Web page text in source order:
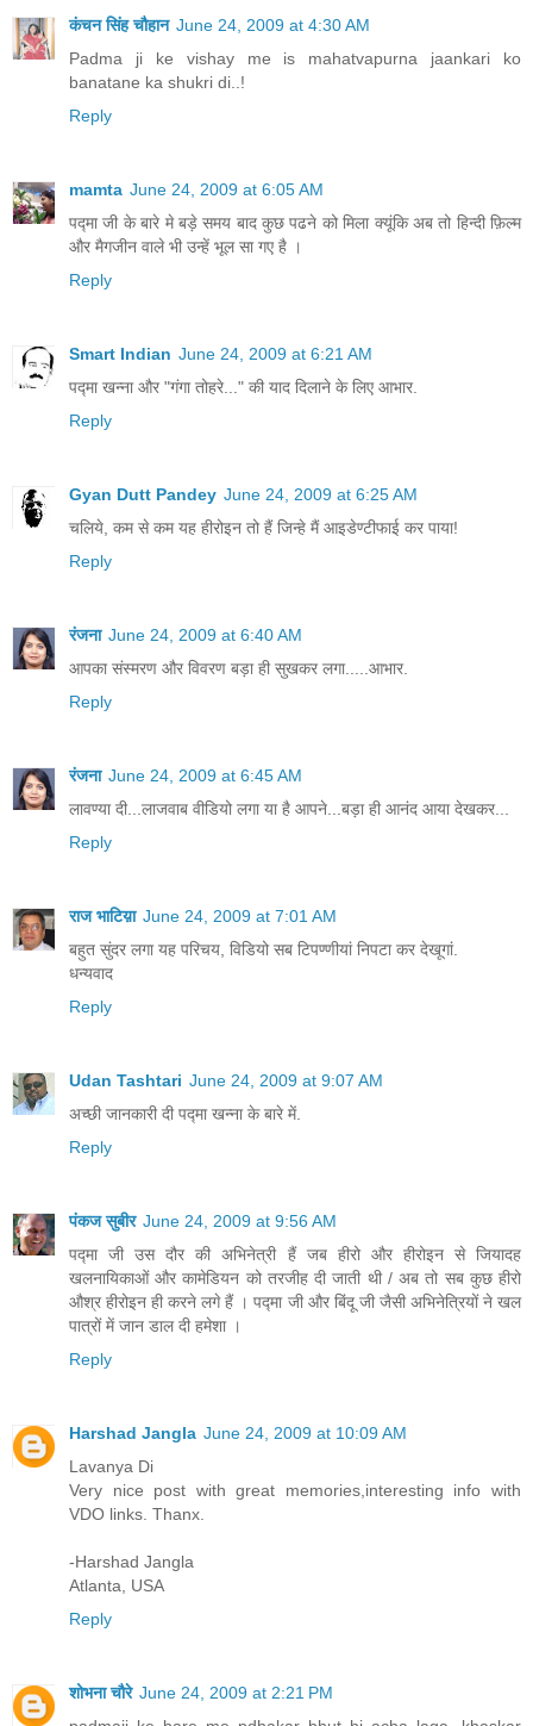
कंचन सिंह चौहान June 24, 2009 at 4:30 AM
Padma ji ke vishay me is mahatvapurna jaankari ko
banatane ka shukri di..!
Reply
mamta June 24, 2009 at 6:05 AM
पद्मा जी के बारे मे बड़े समय बाद कुछ पढने को मिला क्यूंकि अब तो हिन्दी फ़िल्म
और मैगजीन वाले भी उन्हें भूल सा गए है ।
Reply
Smart Indian June 24, 2009 at 6:21 AM
पद्मा खन्ना और "गंगा तोहरे..." की याद दिलाने के लिए आभार.
Reply
Gyan Dutt Pandey June 24, 2009 at 6:25 AM
चलिये, कम से कम यह हीरोइन तो हैं जिन्हे मैं आइडेण्टीफाई कर पाया!
Reply
रंजना June 24, 2009 at 6:40 AM
आपका संस्मरण और विवरण बड़ा ही सुखकर लगा.....आभार.
Reply
रंजना June 24, 2009 at 6:45 AM
लावण्या दी...लाजवाब वीडियो लगा या है आपने...बड़ा ही आनंद आया देखकर...
Reply
राज भाटिय़ा June 24, 2009 at 7:01 AM
बहुत सुंदर लगा यह परिचय, विडियो सब टिपण्णीयां निपटा कर देखूगां.
धन्यवाद
Reply
Udan Tashtari June 24, 2009 at 9:07 AM
अच्छी जानकारी दी पद्मा खन्ना के बारे में.
Reply
पंकज सुबीर June 24, 2009 at 9:56 AM
पद्मा जी उस दौर की अभिनेत्री हैं जब हीरो और हीरोइन से जियादह
खलनायिकाओं और कामेडियन को तरजीह दी जाती थी / अब तो सब कुछ हीरो
औश्र हीरोइन ही करने लगे हैं । पद्मा जी और बिंदू जी जैसी अभिनेत्रियों ने खल
पात्रों में जान डाल दी हमेशा ।
Reply
Harshad Jangla June 24, 2009 at 10:09 AM
Lavanya Di
Very nice post with great memories,interesting info with
VDO links. Thanx.
-Harshad Jangla
Atlanta, USA
Reply
शोभना चौरे June 24, 2009 at 2:21 PM